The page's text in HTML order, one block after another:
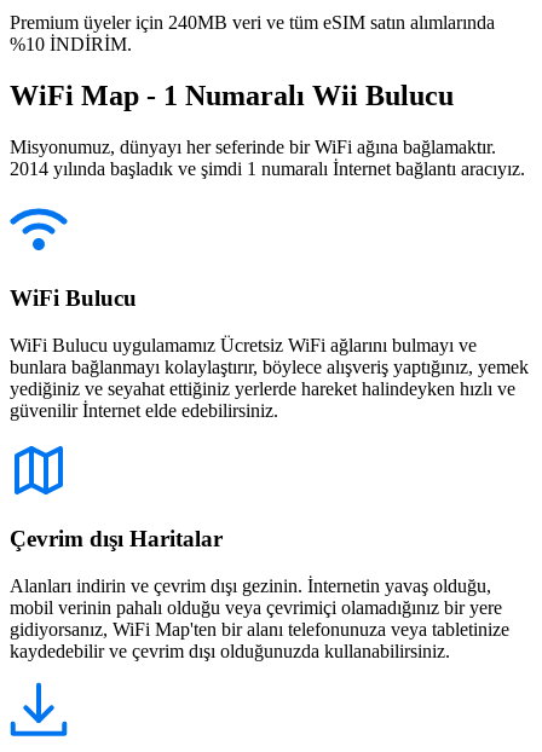
Premium üyeler için 240MB veri ve tüm eSIM satın alımlarında
%10 İNDİRİM.
WiFi Map - 1 Numaralı Wii Bulucu
Misyonumuz, dünyayı her seferinde bir WiFi ağına bağlamaktır.
2014 yılında başladık ve şimdi 1 numaralı İnternet bağlantı aracıyız.
WiFi Bulucu
WiFi Bulucu uygulamamız Ücretsiz WiFi ağlarını bulmayı ve
bunlara bağlanmayı kolaylaştırır, böylece alışveriş yaptığınız, yemek
yediğiniz ve seyahat ettiğiniz yerlerde hareket halindeyken hızlı ve
güvenilir İnternet elde edebilirsiniz.
Çevrim dışı Haritalar
Alanları indirin ve çevrim dışı gezinin. İnternetin yavaş olduğu,
mobil verinin pahalı olduğu veya çevrimiçi olamadığınız bir yere
gidiyorsanız, WiFi Map'ten bir alanı telefonunuza veya tabletinize
kaydedebilir ve çevrim dışı olduğunuzda kullanabilirsiniz.